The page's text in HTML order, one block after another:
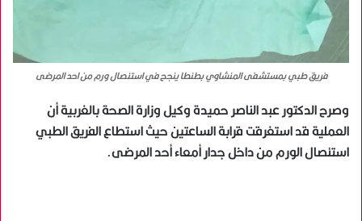
فريق طبي بمستشفى المنشاوي بطنطا ينجح في استئصال ورم من احد المرضى
وصرح الدكتور عبد الناصر حميدة وكيل وزارة الصحة بالغربية أن
العملية قد استغرقت قرابة الساعتين حيث استطاع الفريق الطبي
استئصال الورم من داخل جدار أمعاء أحد المرضى.